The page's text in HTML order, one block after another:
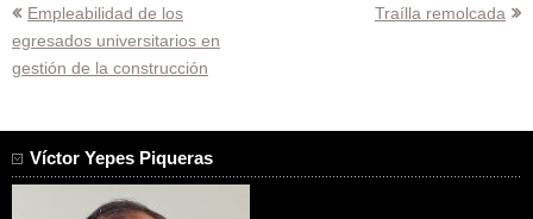
Navegación
de
Empleabilidad de los
egresados universitarios en
gestión de la construcción
Traílla remolcada
Víctor Yepes Piqueras